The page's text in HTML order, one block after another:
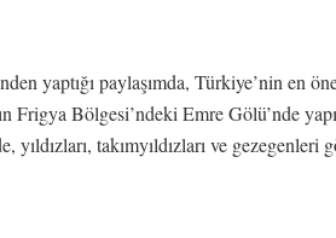
yaptığı paylaşımda, Türkiye’nin en
Frigya Bölgesi’ndeki Emre Gölü’nde
yıldızları, takımyıldızları ve